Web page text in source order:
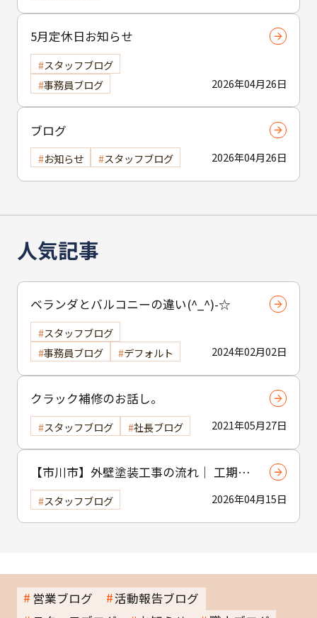
5月定休日お知らせ
2026年04月26日
スタッフブログ
事務員ブログ
ブログ
2026年04月26日
お知らせ スタッフブログ
人気記事
ベランダとバルコニーの違い(^_^)-☆
2024年02月02日
スタッフブログ
事務員ブログ
デフォルト
クラック補修のお話し。
2021年05月27日
スタッフブログ 社長ブログ
【市川市】外壁塗装工事の流れ｜ 工期・
工程・作業内容をわかりやすく解説2026年04月15日
スタッフブログ
営業ブログ
活動報告ブログ